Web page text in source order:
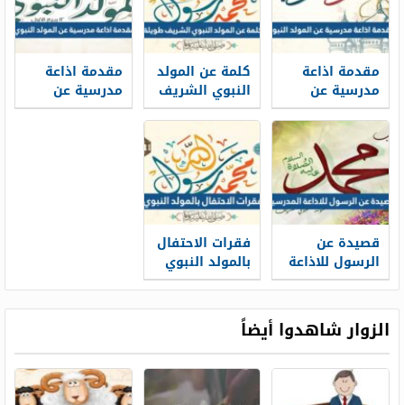
مقدمة اذاعة
مدرسية عن
المولد النبوي
1448 مكتوبة pdf
كلمة عن المولد
النبوي الشريف
طويلة 1448 pdf
مقدمة اذاعة
مدرسية عن
المولد النبوي
قصيدة عن
الرسول للاذاعة
المدرسية
فقرات الاحتفال
بالمولد النبوي
كاملة مكتوبة
الزوار شاهدوا أيضاً